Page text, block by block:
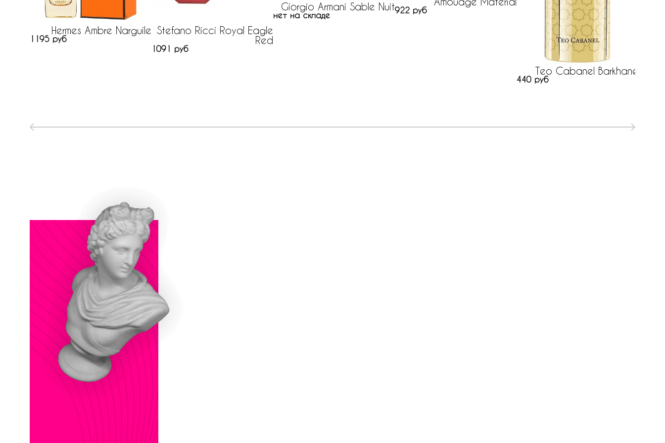
Hermes Ambre Narguile
1195 руб
Stefano Ricci Royal Eagle
Red
1091 руб
Giorgio Armani Sable Nuit
нет на складе
922 руб
Teo Cabanel Barkhane
440 руб